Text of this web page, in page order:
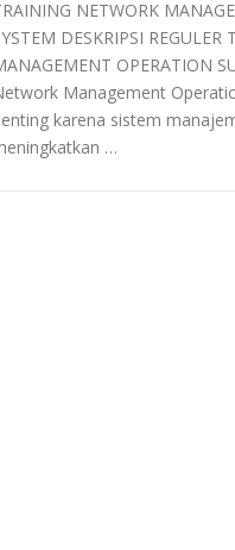
NETWORK
DESKRIPSI
OPERATION
Management
karena sistem
…